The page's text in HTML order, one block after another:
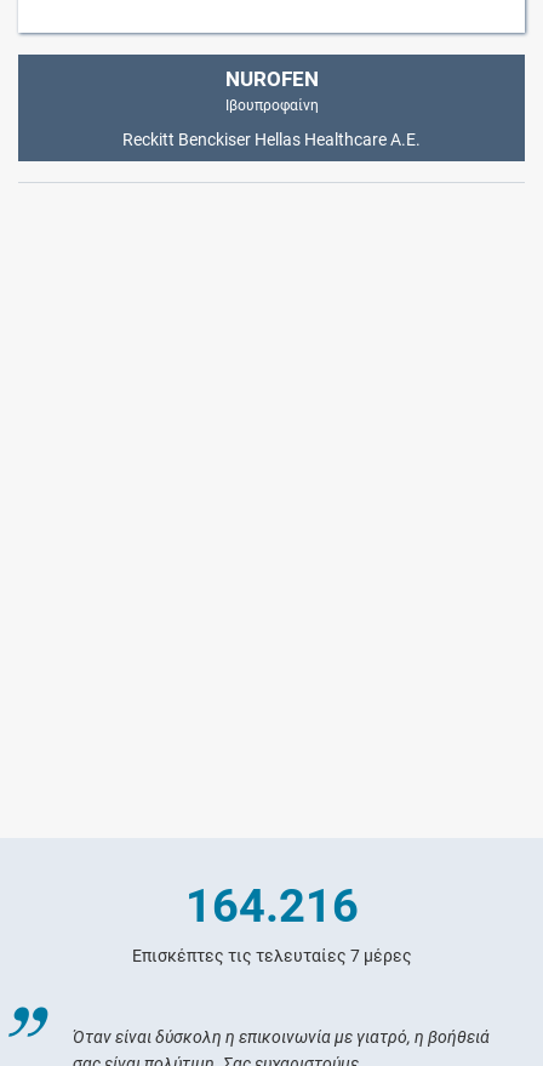
NUROFEN
Ιβουπροφαίνη
Reckitt Benckiser Hellas Healthcare Α.Ε.
164.216
Επισκέπτες τις τελευταίες 7 μέρες
Όταν είναι δύσκολη η επικοινωνία με γιατρό, η βοήθειά